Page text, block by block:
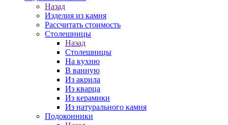
Назад
Изделия из камня
Рассчитать стоимость
Столешницы
Назад
Столешницы
На кухню
В ванную
Из акрила
Из кварца
Из керамики
Из натурального камня
Подоконники